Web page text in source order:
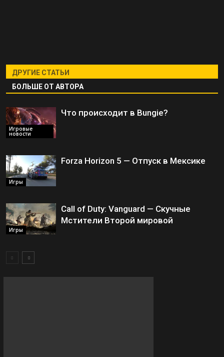
ДРУГИЕ СТАТЬИ
БОЛЬШЕ ОТ АВТОРА
Игровые
новости
Что происходит в Bungie?
Игры
Forza Horizon 5 — Отпуск в Мексике
Игры
Call of Duty: Vanguard — Скучные
Мстители Второй мировой